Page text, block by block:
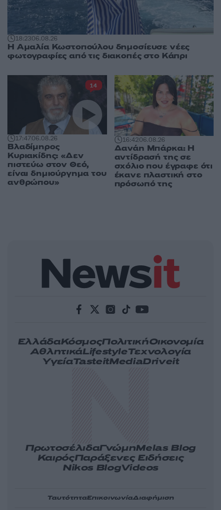
18:2306.08.26
Η Αμαλία Κωστοπούλου δημοσίευσε νέες
φωτογραφίες από τις διακοπές στο Κάπρι
17:4706.08.26
Βλαδίμηρος
Κυριακίδης: «Δεν
πιστεύω στον Θεό,
είναι δημιούργημα του
ανθρώπου»
14
16:4206.08.26
Δανάη Μπάρκα: Η
αντίδρασή της σε
σχόλιο που έγραφε ότι
έκανε πλαστική στο
πρόσωπό της
ΕλλάδαΚόσμοςΠολιτικήΟικονομία
ΑθλητικάLifestyleΤεχνολογία
ΥγείαTasteitMediaDriveit
ΠρωτοσέλιδαΓνώμηMelas Blog
ΚαιρόςΠαράξενες Ειδήσεις
Nikos BlogVideos
ΤαυτότηταΕπικοινωνίαΔιαφήμιση